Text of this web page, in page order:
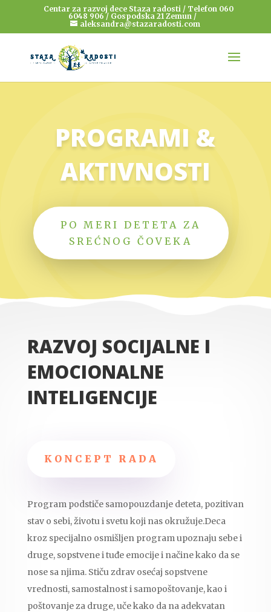
Centar za razvoj dece Staza radosti / Telefon 060
6048 906 / Gospodska 21 Zemun /
aleksandra@stazaradosti.com
PROGRAMI &
AKTIVNOSTI
PO MERI DETETA ZA
SREĆNOG ČOVEKA
RAZVOJ SOCIJALNE I
EMOCIONALNE
INTELIGENCIJE
KONCEPT RADA
Program podstiče samopouzdanje deteta, pozitivan
stav o sebi, životu i svetu koji nas okružuje.Deca
kroz specijalno osmišljen program upoznaju sebe i
druge, sopstvene i tuđe emocije i načine kako da se
nose sa njima. Stiču zdrav osećaj sopstvene
vrednosti, samostalnost i samopoštovanje, kao i
poštovanje za druge, uče kako da na adekvatan